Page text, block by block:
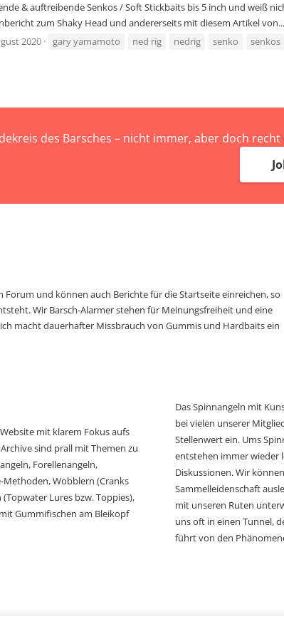
& auftreibende Senkos / Soft Stickbaits bis 5 inch und weiß
zum Shaky Head und andererseits mit diesem Artikel von...
2020 gary yamamoto ned rig nedrig senko senkos
des Barsches – nicht immer, aber doch
Forum und können auch Berichte für die Startseite einreichen, so
Wir Barsch-Alarmer stehen für Meinungsfreiheit und eine
macht dauerhafter Missbrauch von Gummis und Hardbaits ein
mit klarem Fokus aufs
Archive sind prall mit Themen zu
Forellenangeln,
Methoden, Wobblern (Cranks
Lures bzw. Toppies),
Gummifischen am Bleikopf
Das Spinnangeln mit
bei vielen unserer
Stellenwert ein. Ums
entstehen immer wieder
Diskussionen. Wir
Sammelleidenschaft
mit unseren Ruten
uns oft in einen Tunnel,
führt von den